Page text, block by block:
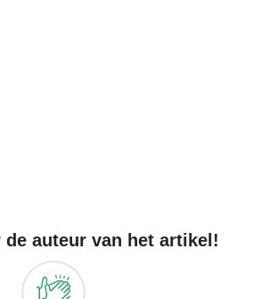
auteur van het artikel!